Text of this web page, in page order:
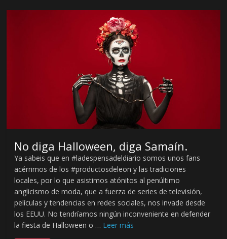
L
e
ó
n
No diga Halloween, diga Samaín.
Ya sabeis que en #ladespensadeldiario somos unos fans
acérrimos de los #productosdeleon y las tradiciones
locales, por lo que asistimos atónitos al penúltimo
anglicismo de moda, que a fuerza de series de televisión,
películas y tendencias en redes sociales, nos invade desde
los EEUU. No tendríamos ningún inconveniente en defender
la fiesta de Halloween o … Leer más